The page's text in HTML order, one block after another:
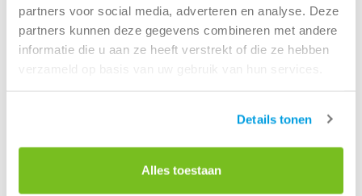
partners voor social media, adverteren en analyse. Deze
partners kunnen deze gegevens combineren met andere
informatie die u aan ze heeft verstrekt of die ze hebben
verzameld op basis van uw gebruik van hun services.
Details tonen
Alles toestaan
PMD